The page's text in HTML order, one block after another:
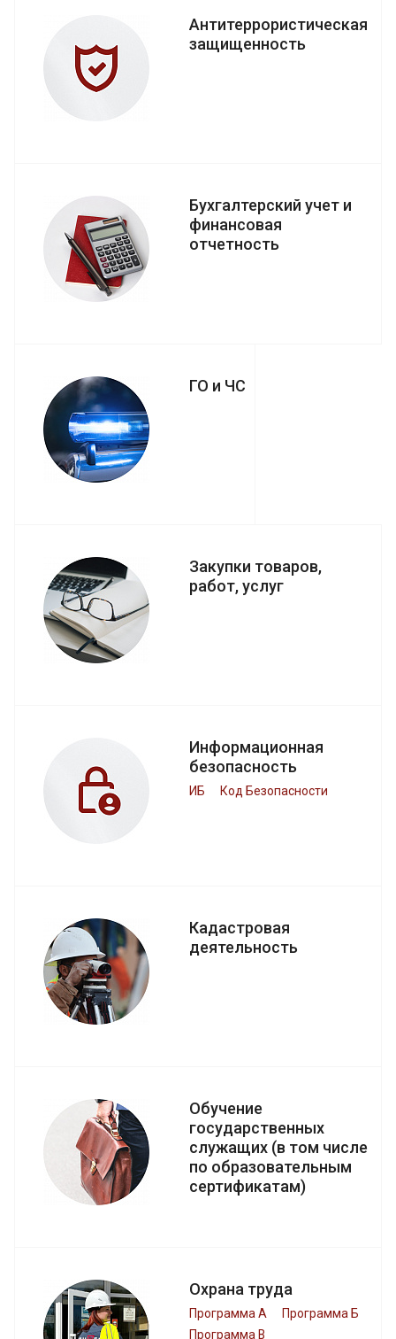
Антитеррористическая
защищенность
Бухгалтерский учет и
финансовая
отчетность
ГО и ЧС
Закупки товаров,
работ, услуг
Информационная
безопасность
ИБ Код Безопасности
Кадастровая
деятельность
Обучение
государственных
служащих (в том числе
по образовательным
сертификатам)
Охрана труда
Программа А
Программа Б
Программа В